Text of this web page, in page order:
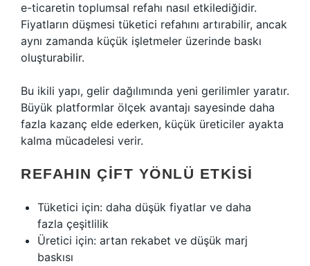
e-ticaretin toplumsal refahı nasıl etkilediğidir.
Fiyatların düşmesi tüketici refahını artırabilir, ancak
aynı zamanda küçük işletmeler üzerinde baskı
oluşturabilir.
Bu ikili yapı, gelir dağılımında yeni gerilimler yaratır.
Büyük platformlar ölçek avantajı sayesinde daha
fazla kazanç elde ederken, küçük üreticiler ayakta
kalma mücadelesi verir.
REFAHIN ÇIFT YÖNLÜ ETKISI
Tüketici için: daha düşük fiyatlar ve daha
fazla çeşitlilik
Üretici için: artan rekabet ve düşük marj
baskısı